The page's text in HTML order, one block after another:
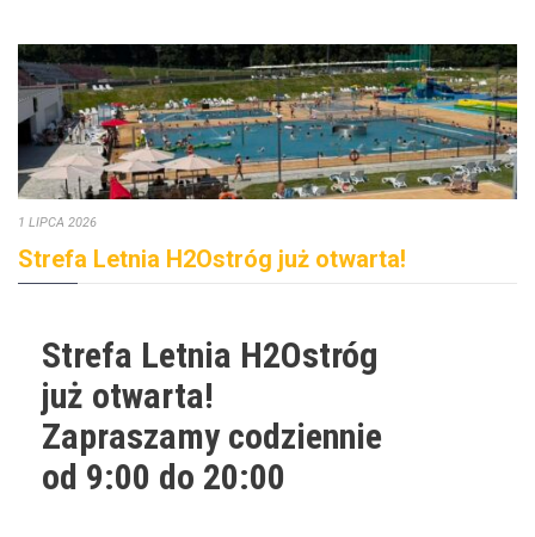
1 LIPCA 2026
Strefa Letnia H2Ostróg już otwarta!
Strefa Letnia H2Ostróg
już otwarta!
Zapraszamy codziennie
od 9:00 do 20:00